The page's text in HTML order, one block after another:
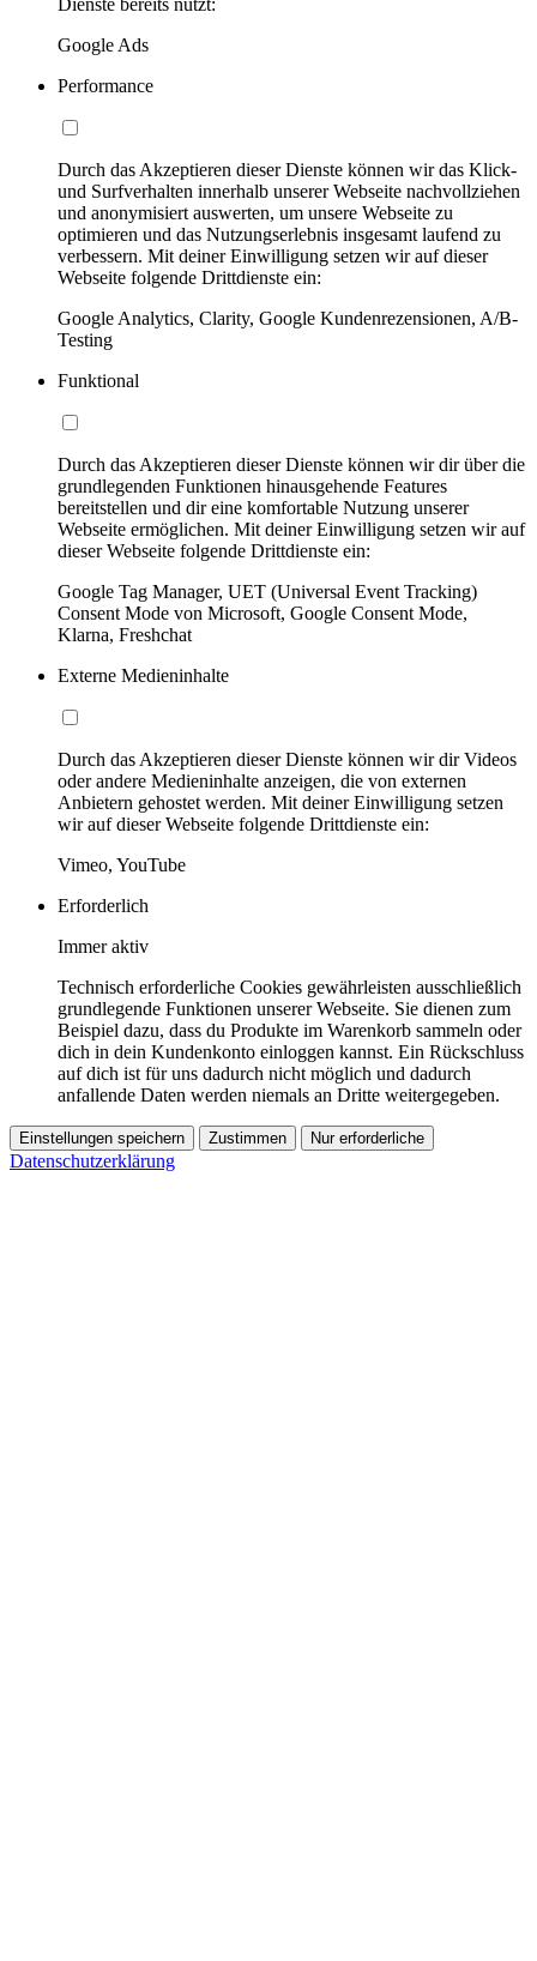
Dienste bereits nutzt:
Google Ads
Performance
Durch das Akzeptieren dieser Dienste können wir das Klick-
und Surfverhalten innerhalb unserer Webseite nachvollziehen
und anonymisiert auswerten, um unsere Webseite zu
optimieren und das Nutzungserlebnis insgesamt laufend zu
verbessern. Mit deiner Einwilligung setzen wir auf dieser
Webseite folgende Drittdienste ein:
Google Analytics, Clarity, Google Kundenrezensionen, A/B-
Testing
Funktional
Durch das Akzeptieren dieser Dienste können wir dir über die
grundlegenden Funktionen hinausgehende Features
bereitstellen und dir eine komfortable Nutzung unserer
Webseite ermöglichen. Mit deiner Einwilligung setzen wir auf
dieser Webseite folgende Drittdienste ein:
Google Tag Manager, UET (Universal Event Tracking)
Consent Mode von Microsoft, Google Consent Mode,
Klarna, Freshchat
Externe Medieninhalte
Durch das Akzeptieren dieser Dienste können wir dir Videos
oder andere Medieninhalte anzeigen, die von externen
Anbietern gehostet werden. Mit deiner Einwilligung setzen
wir auf dieser Webseite folgende Drittdienste ein:
Vimeo, YouTube
Erforderlich
Immer aktiv
Technisch erforderliche Cookies gewährleisten ausschließlich
grundlegende Funktionen unserer Webseite. Sie dienen zum
Beispiel dazu, dass du Produkte im Warenkorb sammeln oder
dich in dein Kundenkonto einloggen kannst. Ein Rückschluss
auf dich ist für uns dadurch nicht möglich und dadurch
anfallende Daten werden niemals an Dritte weitergegeben.
Einstellungen speichern Zustimmen Nur erforderliche
Datenschutzerklärung